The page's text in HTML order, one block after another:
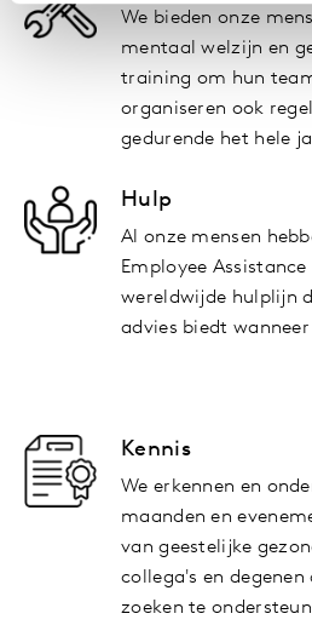
We bieden onze
mentaal welzijn en
training om hun
organiseren ook
gedurende het hele
Hulp
Al onze mensen
Employee
wereldwijde hulplijn
advies biedt
Kennis
We erkennen en
maanden en
van geestelijke
collega's en
zoeken te